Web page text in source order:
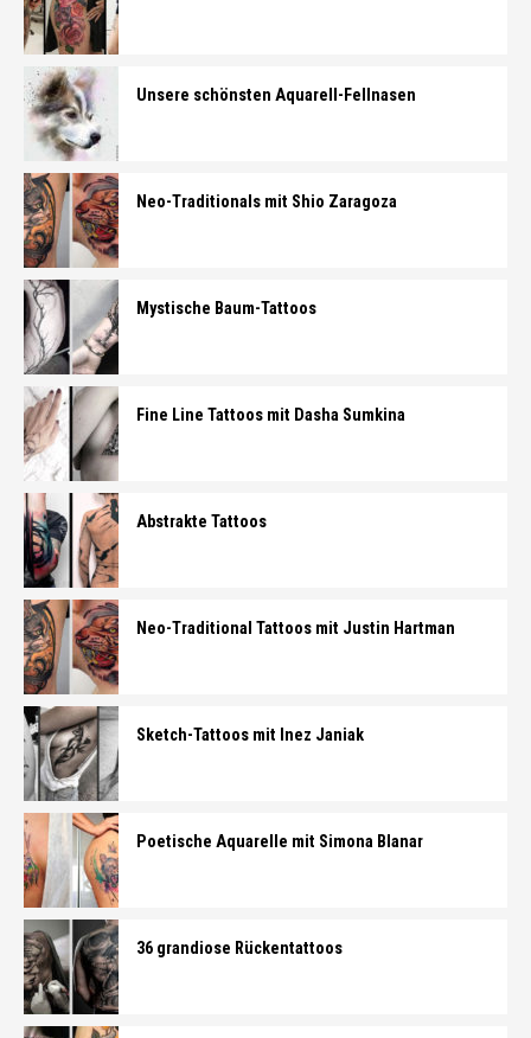
Unsere schönsten Aquarell-Fellnasen
Neo-Traditionals mit Shio Zaragoza
Mystische Baum-Tattoos
Fine Line Tattoos mit Dasha Sumkina
Abstrakte Tattoos
Neo-Traditional Tattoos mit Justin Hartman
Sketch-Tattoos mit Inez Janiak
Poetische Aquarelle mit Simona Blanar
36 grandiose Rückentattoos